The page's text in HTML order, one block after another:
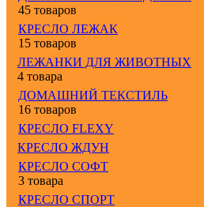
45 товаров
КРЕСЛО ЛЕЖАК
15 товаров
ЛЕЖАНКИ ДЛЯ ЖИВОТНЫХ
4 товара
ДОМАШНИЙ ТЕКСТИЛЬ
16 товаров
КРЕСЛО FLEXY
КРЕСЛО ЖДУН
КРЕСЛО СОФТ
3 товара
КРЕСЛО СПОРТ